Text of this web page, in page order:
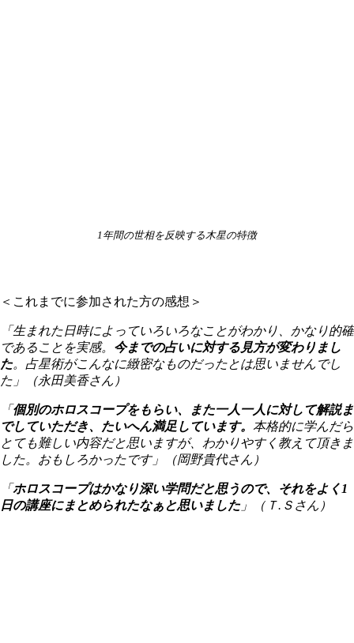
1年間の世相を反映する木星の特徴
＜これまでに参加された方の感想＞
「生まれた日時によっていろいろなことがわかり、かなり的確
であることを実感。 今までの占いに対する見方が変わりまし
た。占星術がこんなに緻密なものだったとは思いませんでし
た」
（永田美香さん）
「 個別のホロスコープをもらい、
また一人一人に対して解説ま
でしていただき、 たいへん満足しています。 本格的に学んだら
とても難しい内容だと思いますが、わかりやすく教えて頂きま
した。おもしろかったです」
（岡野貴代さん）
「ホロスコープはかなり深い学問だと思うので、それをよく1
日の講座にまとめられたなぁと思いました 」 （Ｔ.Ｓさん）